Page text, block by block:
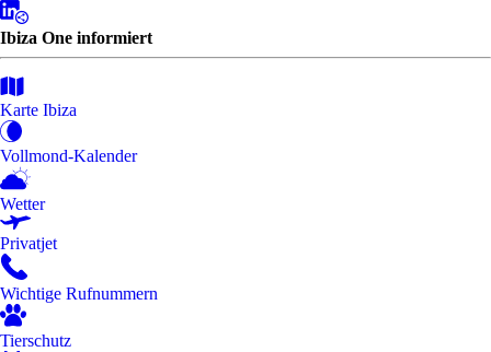
Ibiza One informiert
Karte Ibiza
Vollmond-Kalender
Wetter
Privatjet
Wichtige Rufnummern
Tierschutz